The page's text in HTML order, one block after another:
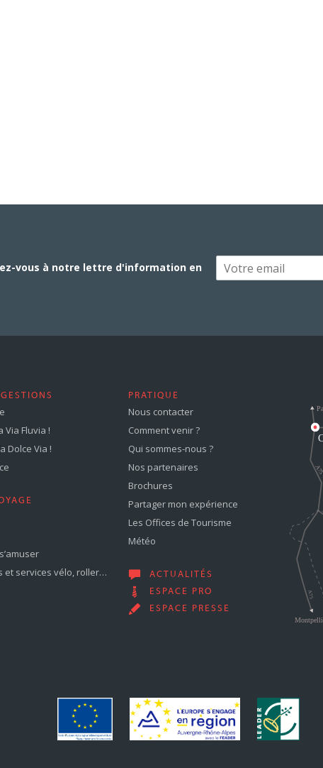
vous à notre lettre d'information en
Via Fluvia !
Dolce Via !
et services vélo, roller…
PRATIQUE
Nous contacter
Comment venir ?
Qui sommes-nous ?
Nos partenaires
Brochures
Partager mon expérience
Les Offices de Tourisme
Météo
ACTUALITÉS
ESPACE PRO
ESPACE PRESSE